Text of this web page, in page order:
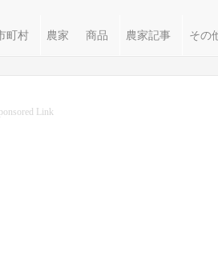
町村 農家 商品 農家記事 その
Link